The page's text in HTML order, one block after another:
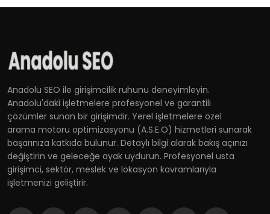
Anadolu SEO ile girişimcilik ruhunu deneyimleyin.
Anadolu'daki işletmelere profesyonel ve garantili
çözümler sunan bir girişimdir. Yerel işletmelere özel
arama motoru optimizasyonu (A.S.E.O) hizmetleri sunarak
başarınıza katkıda bulunur. Detaylı bilgi alarak bakış açınızı
değiştirin ve geleceğe ayak uydurun. Profesyonel usta
girişimci, sektör, meslek ve lokasyon kavramlarıyla
işletmenizi geliştirir.